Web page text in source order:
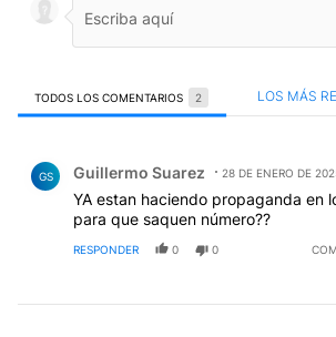
TODOS LOS COMENTARIOS 2 LOS MÁS
GS Guillermo Suarez 28 DE ENERO DE
YA estan haciendo propaganda en
para que saquen número??
RESPONDER 0 0